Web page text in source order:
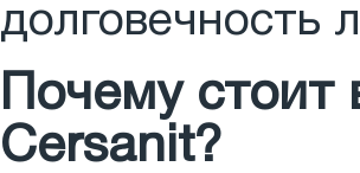
долговечность
Почему
Cersanit?